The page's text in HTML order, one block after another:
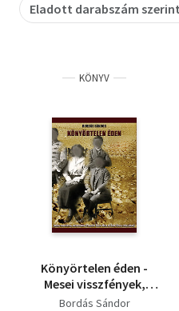
Szakkönyv
Tankönyv, segédkönyv
Társadalomtudomány
Természettudomány
Történelem
Vallás
Eladott darabszám szerint
KÖNYV
Könyörtelen éden -
Mesei visszfények,
metaforikus
Bordás Sándor